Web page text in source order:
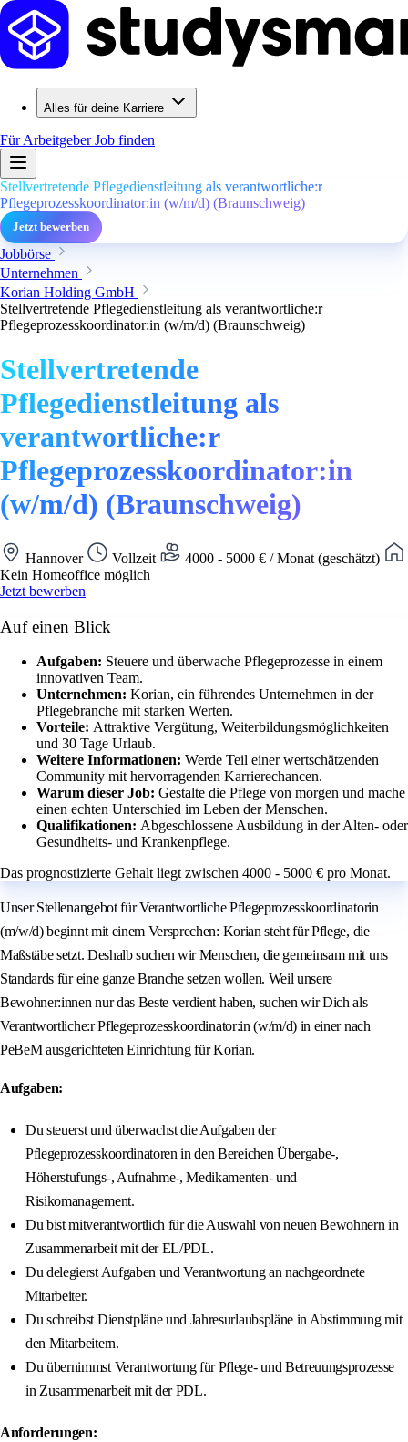
Alles für deine Karriere
Für ArbeitgeberJob finden
Stellvertretende Pflegedienstleitung als verantwortliche:r
Pflegeprozesskoordinator:in (w/m/d) (Braunschweig)
Jetzt bewerben
Jobbörse
Unternehmen
Korian Holding GmbH
Stellvertretende Pflegedienstleitung als verantwortliche:r
Pflegeprozesskoordinator:in (w/m/d) (Braunschweig)
Stellvertretende
Pflegedienstleitung als
verantwortliche:r
Pflegeprozesskoordinator:in
(w/m/d) (Braunschweig)
Hannover Vollzeit
4000 - 5000 € / Monat (geschätzt)
Kein Homeoffice möglich
Jetzt bewerben
Auf einen Blick
Aufgaben: Steuere und überwache Pflegeprozesse in einem
innovativen Team.
Unternehmen: Korian, ein führendes Unternehmen in der
Pflegebranche mit starken Werten.
Vorteile: Attraktive Vergütung, Weiterbildungsmöglichkeiten
und 30 Tage Urlaub.
Weitere Informationen: Werde Teil einer wertschätzenden
Community mit hervorragenden Karrierechancen.
Warum dieser Job: Gestalte die Pflege von morgen und mache
einen echten Unterschied im Leben der Menschen.
Qualifikationen: Abgeschlossene Ausbildung in der Alten- oder
Gesundheits- und Krankenpflege.
Das prognostizierte Gehalt liegt zwischen 4000 - 5000 € pro Monat.
Unser Stellenangebot für Verantwortliche Pflegeprozesskoordinatorin
(m/w/d) beginnt mit einem Versprechen: Korian steht für Pflege, die
Maßstäbe setzt. Deshalb suchen wir Menschen, die gemeinsam mit uns
Standards für eine ganze Branche setzen wollen. Weil unsere
Bewohner:innen nur das Beste verdient haben, suchen wir Dich als
Verantwortliche:r Pflegeprozesskoordinator:in (w/m/d) in einer nach
PeBeM ausgerichteten Einrichtung für Korian.
Aufgaben:
Du steuerst und überwachst die Aufgaben der
Pflegeprozesskoordinatoren in den Bereichen Übergabe-,
Höherstufungs-, Aufnahme-, Medikamenten- und
Risikomanagement.
Du bist mitverantwortlich für die Auswahl von neuen Bewohnern in
Zusammenarbeit mit der EL/PDL.
Du delegierst Aufgaben und Verantwortung an nachgeordnete
Mitarbeiter.
Du schreibst Dienstpläne und Jahresurlaubspläne in Abstimmung mit
den Mitarbeitern.
Du übernimmst Verantwortung für Pflege- und Betreuungsprozesse
in Zusammenarbeit mit der PDL.
Anforderungen: